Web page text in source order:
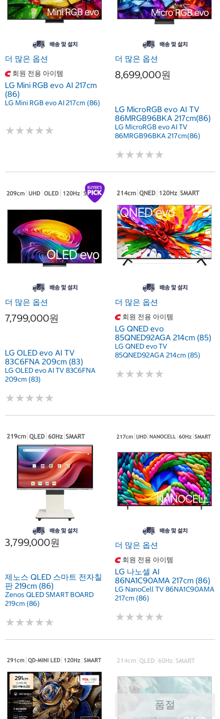
더 많은 옵션
회원 전용 아이템
LG Mini RGB evo AI 217cm
(86)
LG Mini RGB evo AI 217cm (86)
★★★★★
★★★★★
더 많은 옵션
8,699,000원
LG MicroRGB evo AI TV
86MRGB96BKA 217cm(86)
LG MicroRGB evo AI TV
86MRGB96BKA 217cm(86)
★★★★★
★★★★★
더 많은 옵션
7,799,000원
LG OLED evo AI TV
83C6FNA 209cm (83)
LG OLED evo AI TV 83C6FNA
209cm (83)
★★★★★
★★★★★
더 많은 옵션
회원 전용 아이템
LG QNED evo
85QNED92AGA 214cm (85)
LG QNED evo TV
85QNED92AGA 214cm (85)
★★★★★
★★★★★
3,799,000원
제노스 QLED 스마트 전자칠
판 219cm (86)
Zenos QLED SMART BOARD
219cm (86)
★★★★★
★★★★★
더 많은 옵션
회원 전용 아이템
LG 나노셀 AI
86NA1C90AMA 217cm (86)
LG NanoCell TV 86NA1C90AMA
217cm (86)
★★★★★
★★★★★
품절